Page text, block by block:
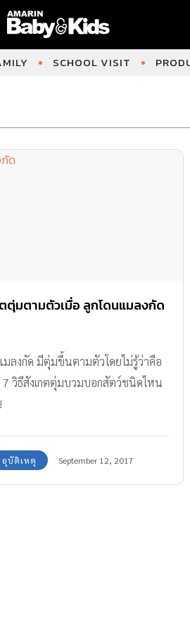
SCHOOL VISIT
ตุ่มตามตัวเมื่อ ลูกโดนแมลงกัด
มลงกัด มีตุ่มขึ้นตามตัวโดยไม่รู้ว่าคือ
7 วิธีสังเกตตุ่มบวมบอกสัตว์ชนิดไหน
อุบัติเหตุ September 12, 2017